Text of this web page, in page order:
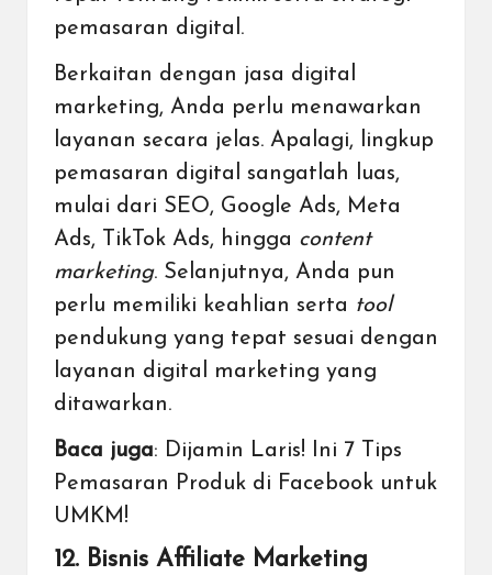
pemasaran digital.
Berkaitan dengan jasa digital
marketing, Anda perlu menawarkan
layanan secara jelas. Apalagi, lingkup
pemasaran digital sangatlah luas,
mulai dari SEO, Google Ads, Meta
Ads,
TikTok Ads, hingga content
marketing. Selanjutnya, Anda pun
perlu memiliki keahlian serta tool
pendukung yang tepat sesuai dengan
layanan digital marketing yang
ditawarkan.
Baca juga: Dijamin Laris! Ini 7 Tips
Pemasaran Produk di Facebook untuk
UMKM!
12. Bisnis Affiliate Marketing